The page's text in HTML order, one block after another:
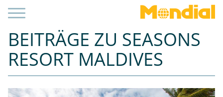
BEITRÄGE ZU SEASONS
RESORT MALDIVES